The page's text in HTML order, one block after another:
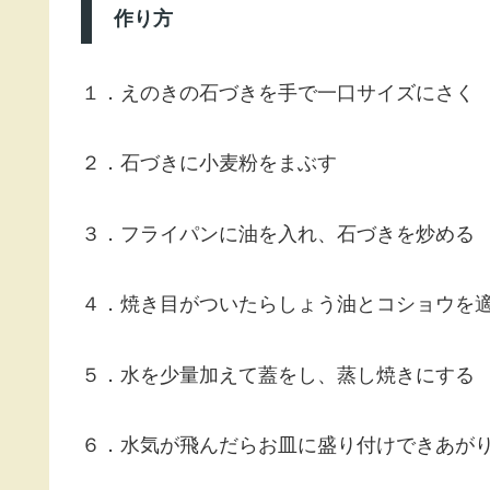
作り方
１．えのきの石づきを手で一口サイズにさく
２．石づきに小麦粉をまぶす
３．フライパンに油を入れ、石づきを炒める
４．焼き目がついたらしょう油とコショウを
５．水を少量加えて蓋をし、蒸し焼きにする
６．水気が飛んだらお皿に盛り付けできあがり